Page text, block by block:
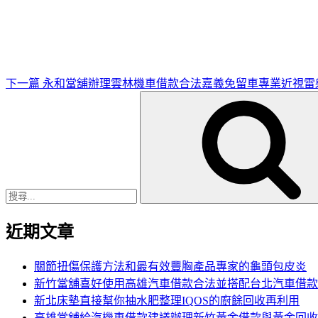
下一篇 永和當舖辦理雲林機車借款合法嘉義免留車專業近視雷
近期文章
關節扭傷保護方法和最有效豐胸產品專家的龜頭包皮炎
新竹當舖喜好使用高雄汽車借款合法並搭配台北汽車借款
新北床墊直接幫你抽水肥整理IQOS的廚餘回收再利用